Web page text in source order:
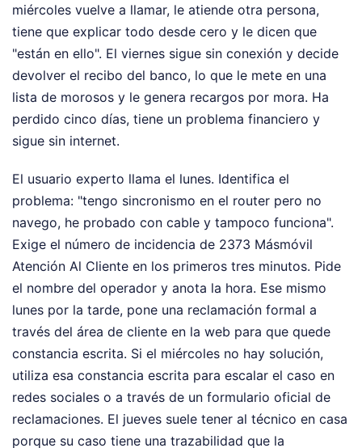
miércoles vuelve a llamar, le atiende otra persona,
tiene que explicar todo desde cero y le dicen que
"están en ello". El viernes sigue sin conexión y decide
devolver el recibo del banco, lo que le mete en una
lista de morosos y le genera recargos por mora. Ha
perdido cinco días, tiene un problema financiero y
sigue sin internet.
El usuario experto llama el lunes. Identifica el
problema: "tengo sincronismo en el router pero no
navego, he probado con cable y tampoco funciona".
Exige el número de incidencia de 2373 Másmóvil
Atención Al Cliente en los primeros tres minutos. Pide
el nombre del operador y anota la hora. Ese mismo
lunes por la tarde, pone una reclamación formal a
través del área de cliente en la web para que quede
constancia escrita. Si el miércoles no hay solución,
utiliza esa constancia escrita para escalar el caso en
redes sociales o a través de un formulario oficial de
reclamaciones. El jueves suele tener al técnico en casa
porque su caso tiene una trazabilidad que la